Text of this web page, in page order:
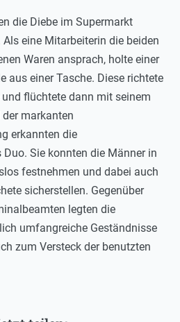
die Diebe im Supermarkt
eine Mitarbeiterin die beiden
Waren ansprach, holte einer
aus einer Tasche. Diese richtete
flüchtete dann mit seinem
markanten
erkannten die
Sie konnten die Männer in
festnehmen und dabei auch
sicherstellen. Gegenüber
legten die
umfangreiche Geständnisse
zum Versteck der benutzten